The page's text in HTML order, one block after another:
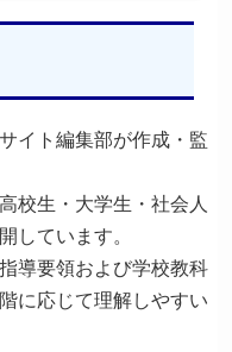
イト編集部が作成・監
校生・大学生・社会人
しています。
導要領および学校教科
に応じて理解しやすい